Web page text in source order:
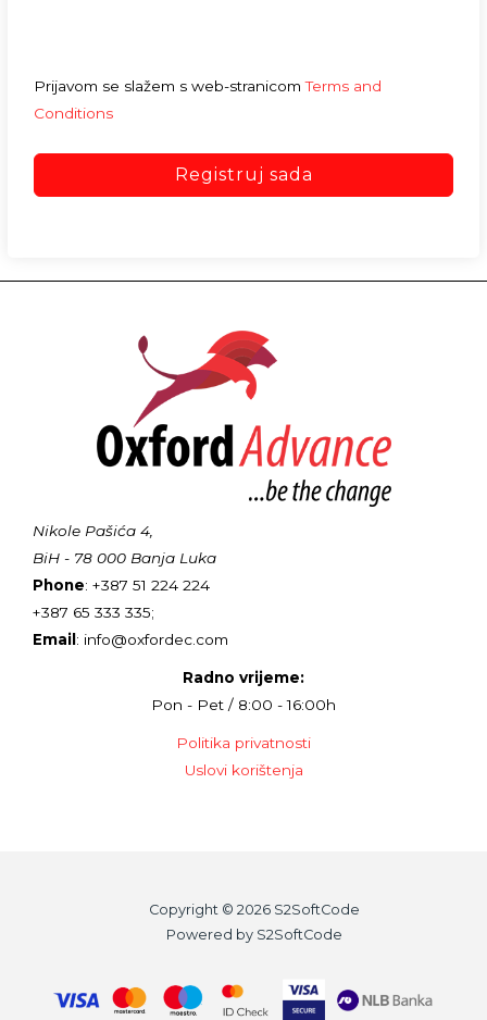
Prijavom se slažem s web-stranicomTerms and
Conditions
Registruj sada
Nikole Pašića 4,
BiH - 78 000 Banja Luka
Phone: +387 51 224 224
+387 65 333 335;
Email : info@oxfordec.com
Radno vrijeme:
Pon - Pet / 8:00 - 16:00h
Politika privatnosti
Uslovi korištenja
Copyright © 2026 S2SoftCode
Powered by S2SoftCode